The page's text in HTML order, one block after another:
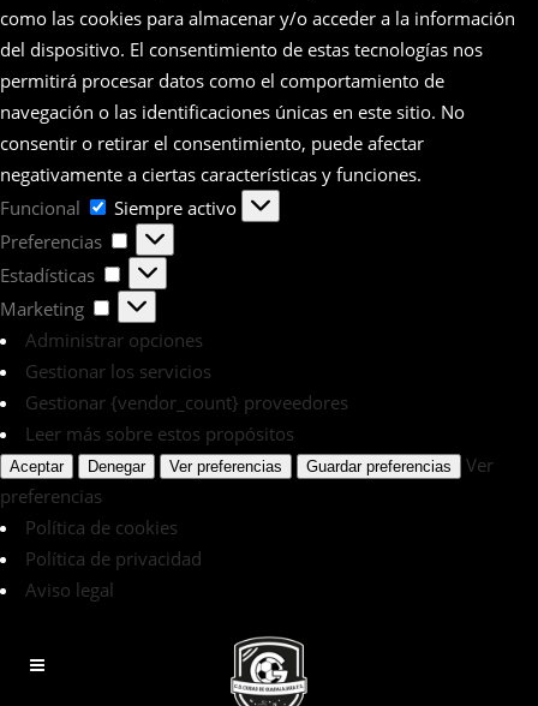
como las cookies para almacenar y/o acceder a la información
del dispositivo. El consentimiento de estas tecnologías nos
permitirá procesar datos como el comportamiento de
navegación o las identificaciones únicas en este sitio. No
consentir o retirar el consentimiento, puede afectar
negativamente a ciertas características y funciones.
Funcional
Funcional
Siempre activo
Preferencias
Preferencias
Estadísticas
Estadísticas
Marketing
Marketing
Administrar opciones
Gestionar los servicios
Gestionar {vendor_count} proveedores
Leer más sobre estos propósitos
Aceptar Denegar Ver preferencias Guardar preferencias
Ver
preferencias
Política de cookies
Política de privacidad
Aviso legal